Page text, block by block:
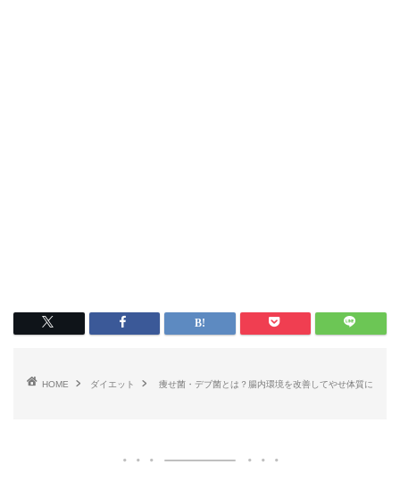
HOME ダイエット 痩せ菌・デブ菌とは？腸内環境を改善してやせ体質に